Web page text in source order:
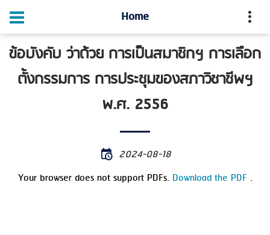
Home
ข้อบังคับ ว่าด้วย การเป็นสมาชิกฯ การเลือก
ตั้งกรรมการ การประชุมของสภาวิชาชีพฯ
พ.ศ. 2556
2024-08-18
Your browser does not support PDFs. Download the PDF .